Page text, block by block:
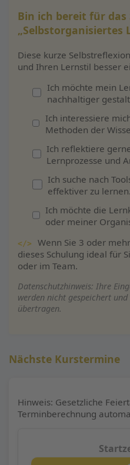
Bin ich bereit für das
„Selbstorganisiertes
Diese kurze
und Ihren Lernstil besser
Ich möchte mein
nachhaltiger
Ich interessiere
Methoden der
Ich reflektiere
Lernprozesse und
Ich suche nach
effektiver zu lernen.
Ich möchte die
oder meiner
</>
Wenn Sie 3 oder
dieses Schulung ideal für
oder im Team.
Datenschutzhinweis: Ihre
werden nicht gespeichert
übertragen.
Nächste Kurstermine
Hinweis: Gesetzliche
Terminberechnung